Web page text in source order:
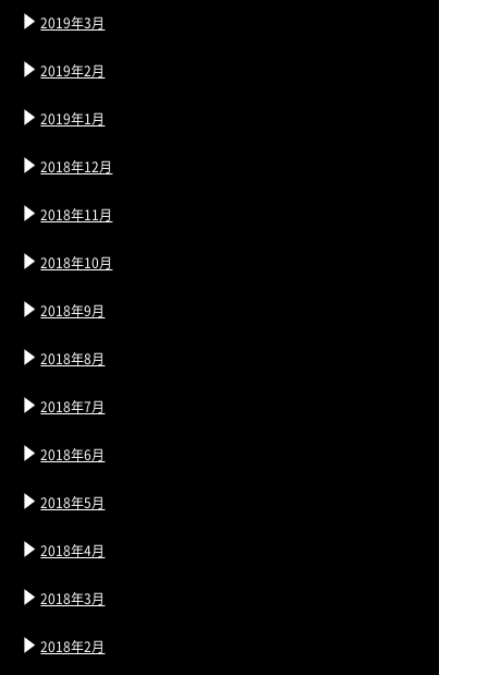
2019年3月
2019年2月
2019年1月
2018年12月
2018年11月
2018年10月
2018年9月
2018年8月
2018年7月
2018年6月
2018年5月
2018年4月
2018年3月
2018年2月